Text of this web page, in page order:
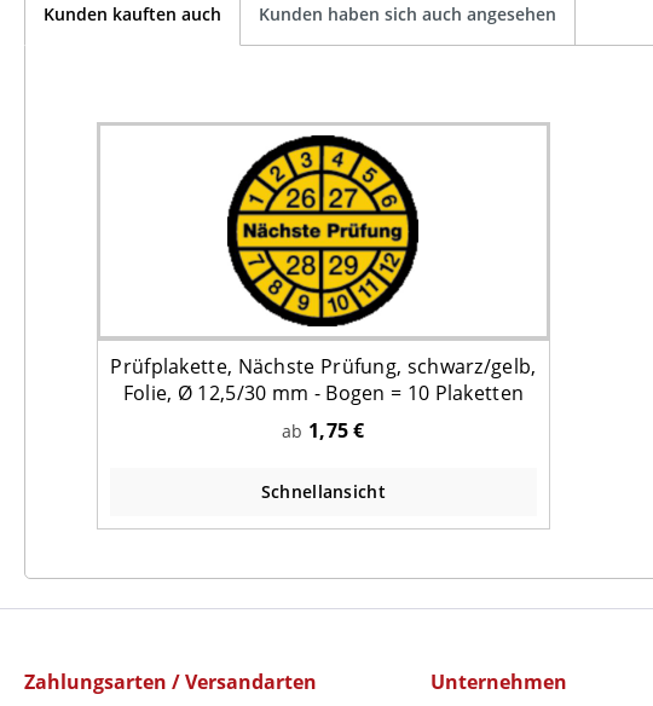
Kunden kauften auch Kunden haben sich auch angesehen
Prüfplakette, Nächste Prüfung, schwarz/gelb,
Folie, Ø 12,5/30 mm - Bogen = 10 Plaketten
ab 1,75 €
Schnellansicht
Zahlungsarten / Versandarten Unternehmen